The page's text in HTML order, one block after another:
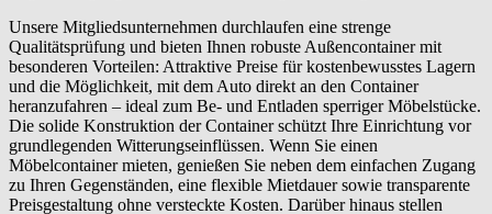
Unsere Mitgliedsunternehmen durchlaufen eine strenge
Qualitätsprüfung und bieten Ihnen robuste Außencontainer mit
besonderen Vorteilen: Attraktive Preise für kostenbewusstes Lagern
und die Möglichkeit, mit dem Auto direkt an den Container
heranzufahren – ideal zum Be- und Entladen sperriger Möbelstücke.
Die solide Konstruktion der Container schützt Ihre Einrichtung vor
grundlegenden Witterungseinflüssen. Wenn Sie einen
Möbelcontainer mieten, genießen Sie neben dem einfachen Zugang
zu Ihren Gegenständen, eine flexible Mietdauer sowie transparente
Preisgestaltung ohne versteckte Kosten. Darüber hinaus stellen